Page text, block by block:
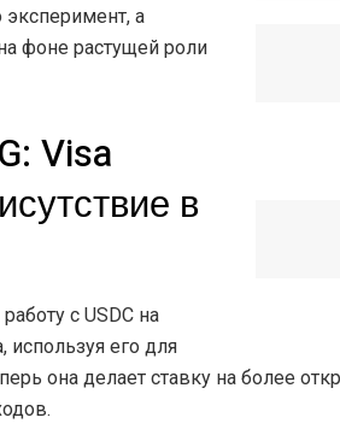
эксперимент, а
фоне растущей роли
Visa
в
с USDC на
используя его для
она делает ставку на более